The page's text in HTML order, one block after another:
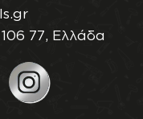
77, Ελλάδα